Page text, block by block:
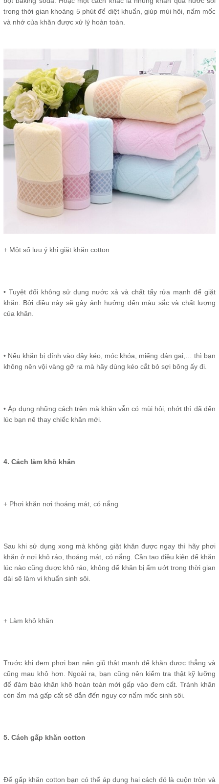
trong thời gian khoảng 5 phút để diệt khuẩn, giúp mùi hôi, nấm mốc
và nhớ của khăn được xử lý hoàn toàn.
+ Một số lưu ý khi giặt khăn cotton
• Tuyệt đối không sử dụng nước xả và chất tẩy rửa mạnh để giặt
khăn. Bởi điều này sẽ gây ảnh hưởng đến màu sắc và chất lượng
của khăn.
• Nếu khăn bị dính vào dây kéo, móc khóa, miếng dán gai,… thì bạn
không nên vội vàng gỡ ra mà hãy dùng kéo cắt bỏ sợi bông ấy đi.
• Áp dụng những cách trên mà khăn vẫn có mùi hôi, nhớt thì đã đến
lúc bạn nê thay chiếc khăn mới.
4. Cách làm khô khăn
+ Phơi khăn nơi thoáng mát, có nắng
Sau khi sử dụng xong mà không giặt khăn được ngay thì hãy phơi
khăn ở nơi khô ráo, thoáng mát, có nắng. Cần tạo điều kiện để khăn
lúc nào cũng được khô ráo, không để khăn bị ẩm ướt trong thời gian
dài sẽ làm vi khuẩn sinh sôi.
+ Làm khô khăn
Trước khi đem phơi bạn nên giũ thật mạnh để khăn được thẳng và
cũng mau khô hơn. Ngoài ra, bạn cũng nên kiểm tra thật kỹ lưỡng
để đảm bảo khăn khô hoàn toàn mới gấp vào đem cất. Tránh khăn
còn ẩm mà gấp cất sẽ dẫn đến nguy cơ nấm mốc sinh sôi.
5. Cách gấp khăn cotton
Để gấp khăn cotton bạn có thể áp dụng hai cách đó là cuộn tròn và